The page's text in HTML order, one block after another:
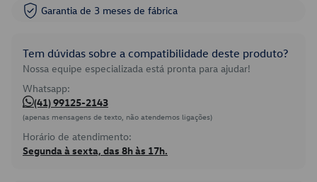
Garantia de 3 meses de fábrica
Tem dúvidas sobre a compatibilidade deste produto?
Nossa equipe especializada está pronta para ajudar!
Whatsapp:
(41) 99125-2143
(apenas mensagens de texto, não atendemos ligações)
Horário de atendimento:
Segunda à sexta, das 8h às 17h.